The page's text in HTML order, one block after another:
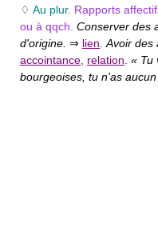
♢ Au plur. Rapports
ou à qqch. Conserver des
d'origine. ⇒ lien Avoir des
accointance relation « Tu
bourgeoises, tu n'as